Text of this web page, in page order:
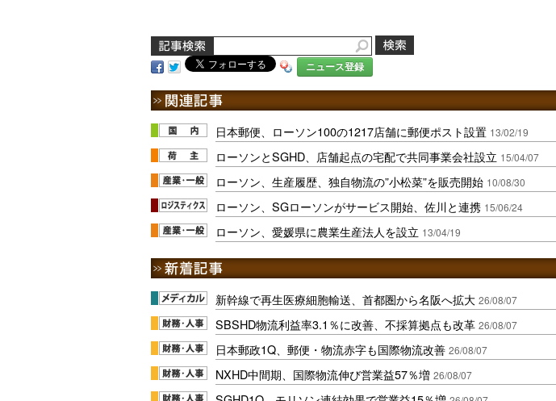
ニュース登録
日本郵便、ローソン100の1217店舗に郵便ポスト設置 13/02/19
ローソンとSGHD、店舗起点の宅配で共同事業会社設立 15/04/07
ローソン、生産履歴、独自物流の”小松菜”を販売開始 10/08/30
ローソン、SGローソンがサービス開始、佐川と連携 15/06/24
ローソン、愛媛県に農業生産法人を設立 13/04/19
新幹線で再生医療細胞輸送、首都圏から名阪へ拡大 26/08/07
SBSHD物流利益率3.1％に改善、不採算拠点も改革 26/08/07
日本郵政1Q、郵便・物流赤字も国際物流改善 26/08/07
NXHD中間期、国際物流伸び営業益57％増 26/08/07